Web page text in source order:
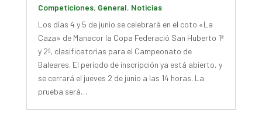
Competiciones, General, Noticias
Los días 4 y 5 de junio se celebrará en el coto «La
Caza» de Manacor la Copa Federació San Huberto 1ª
y 2ª, clasificatorias para el Campeonato de
Baleares. El periodo de inscripción ya está abierto, y
se cerrará el jueves 2 de junio a las 14 horas. La
prueba será…